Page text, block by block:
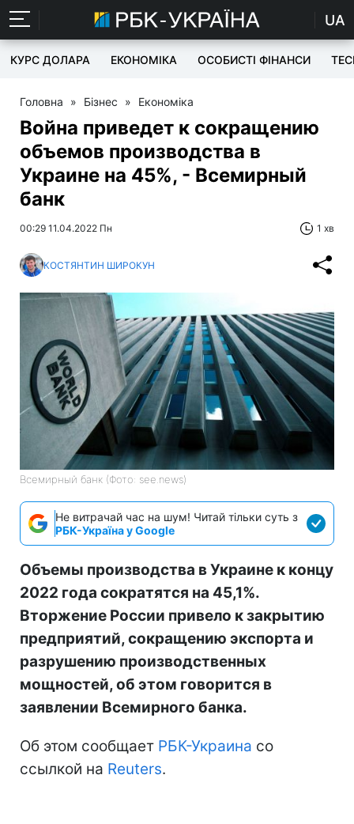
UA
КУРС ДОЛАРА ЕКОНОМІКА ОСОБИСТІ ФІНАНСИ
Головна » Бізнес » Економіка
Война приведет к сокращению
объемов производства в
Украине на 45%, - Всемирный
банк
00:29 11.04.2022 Пн 1 хв
КОСТЯНТИН ШИРОКУН
Всемирный банк (Фото: see.news)
Не витрачай час на шум! Читай тільки суть з
РБК-Україна у Google
Объемы производства в Украине к концу
2022 года сократятся на 45,1%.
Вторжение России привело к закрытию
предприятий, сокращению экспорта и
разрушению производственных
мощностей, об этом говорится в
заявлении Всемирного банка.
Об этом сообщает РБК-Украина со
ссылкой на Reuters.